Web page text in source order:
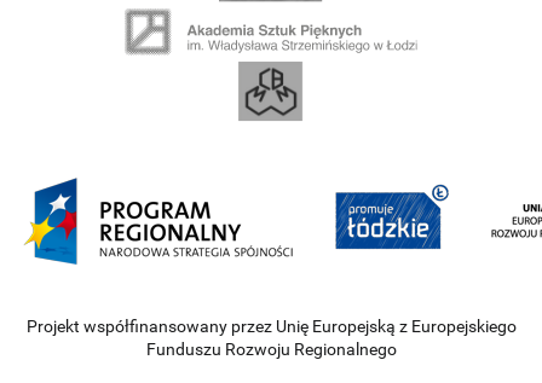
Projekt współfinansowany przez Unię Europejską z Europejskiego
Funduszu Rozwoju Regionalnego